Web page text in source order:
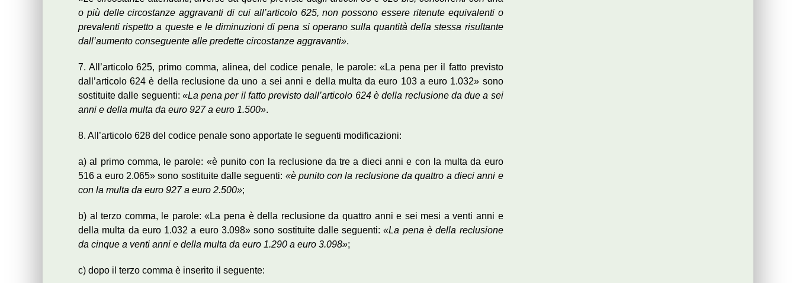
o più delle circostanze aggravanti di cui all’articolo 625, non possono essere ritenute equivalenti o
prevalenti rispetto a queste e le diminuzioni di pena si operano sulla quantità della stessa risultante
dall’aumento conseguente alle predette circostanze aggravanti».
7. All’articolo 625, primo comma, alinea, del codice penale, le parole: «La pena per il fatto previsto
dall’articolo 624 è della reclusione da uno a sei anni e della multa da euro 103 a euro 1.032» sono
sostituite dalle seguenti: «La pena per il fatto previsto dall’articolo 624 è della reclusione da due a sei
anni e della multa da euro 927 a euro 1.500».
8. All’articolo 628 del codice penale sono apportate le seguenti modificazioni:
a) al primo comma, le parole: «è punito con la reclusione da tre a dieci anni e con la multa da euro
516 a euro 2.065» sono sostituite dalle seguenti: «è punito con la reclusione da quattro a dieci anni e
con la multa da euro 927 a euro 2.500»;
b) al terzo comma, le parole: «La pena è della reclusione da quattro anni e sei mesi a venti anni e
della multa da euro 1.032 a euro 3.098» sono sostituite dalle seguenti:«La pena è della reclusione
da cinque a venti anni e della multa da euro 1.290 a euro 3.098»;
c) dopo il terzo comma è inserito il seguente: